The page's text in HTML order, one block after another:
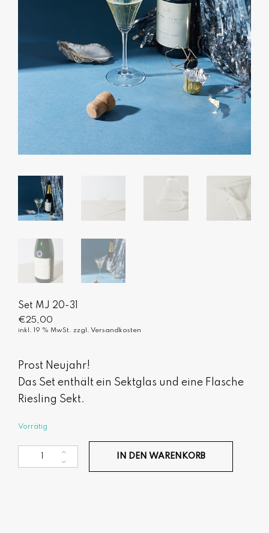
Set MJ 20-31
€25,00
inkl. 19 % MwSt. zzgl. Versandkosten
Prost Neujahr!
Das Set enthält ein Sektglas und eine Flasche
Riesling Sekt.
Vorrätig
Set MJ 20-31 Menge
IN DEN WARENKORB